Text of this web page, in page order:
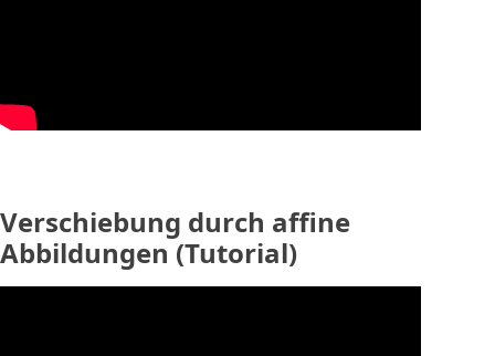
Verschiebung durch affine
Abbildungen (Tutorial)